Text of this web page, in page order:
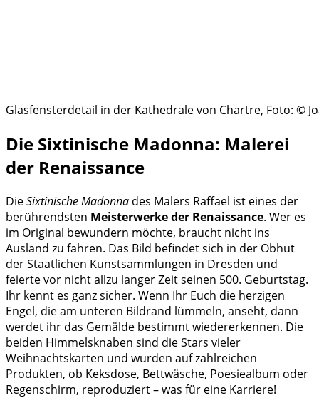
Glasfensterdetail in der Kathedrale von Chartre, Foto: ©
Die Sixtinische Madonna: Malerei
der Renaissance
DieSixtinische Madonna des Malers Raffael ist eines der
berührendsten Meisterwerke der Renaissance. Wer es
im Original bewundern möchte, braucht nicht ins
Ausland zu fahren. Das Bild befindet sich in der Obhut
der Staatlichen Kunstsammlungen in Dresden und
feierte vor nicht allzu langer Zeit seinen 500. Geburtstag.
Ihr kennt es ganz sicher. Wenn Ihr Euch die herzigen
Engel, die am unteren Bildrand lümmeln, anseht, dann
werdet ihr das Gemälde bestimmt wiedererkennen. Die
beiden Himmelsknaben sind die Stars vieler
Weihnachtskarten und wurden auf zahlreichen
Produkten, ob Keksdose, Bettwäsche, Poesiealbum oder
Regenschirm, reproduziert – was für eine Karriere!